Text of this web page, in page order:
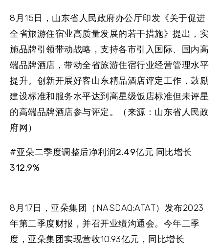
8月15日，山东省人民政府办公厅印发《关于促进
全省旅游住宿业高质量发展的若干措施》提出，实
施品牌引领带动战略，支持各市引入国际、国内高
端品牌酒店，带动全省旅游住宿行业经营管理水平
提升。创新开展好客山东精品酒店评定工作，鼓励
建设标准和服务水平达到高星级饭店标准但未评星
的高端品牌酒店参与评定。（来源：山东省人民政
府网）
#亚朵二季度调整后净利润2.49亿元 同比增长
312.9%
8月17日，亚朵集团（NASDAQ:ATAT）发布2023
年第二季度财报，并召开业绩沟通会。今年二季
度，亚朵集团实现营收10.93亿元，同比增长